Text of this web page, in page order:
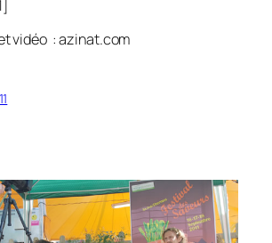
vidéo : azinat.com